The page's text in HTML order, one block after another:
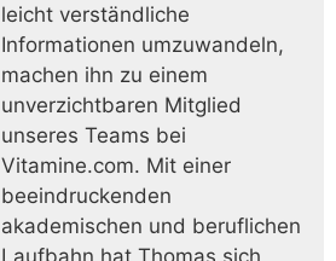
leicht verständliche
Informationen umzuwandeln,
machen ihn zu einem
unverzichtbaren Mitglied
unseres Teams bei
Vitamine.com. Mit einer
beeindruckenden
akademischen und beruflichen
Laufbahn hat Thomas sich